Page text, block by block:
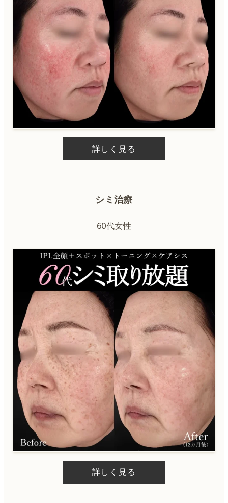
詳しく見る
シミ治療
60代女性
詳しく見る